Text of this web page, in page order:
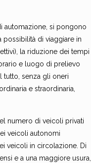
automazione, si pongono
possibilità di viaggiare in
la riduzione dei tempi
e luogo di prelievo
tutto, senza gli oneri
e straordinaria,
numero di veicoli privati
veicoli autonomi
veicoli in circolazione. Di
e a una maggiore usura,